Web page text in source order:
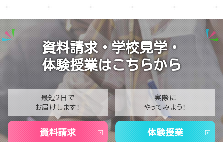
温かいお出迎えで素敵な1日に🌷
【なんば】夏季休校期間のお知らせ🍉
【なんば】抜群のアクセス！なんば学習センターは駅チ
カ通学が叶います✨
2025
2024
2023
2021
2020
資料請求・学校見学・
体験授業はこちらから
最短2日で
お届けします！
資料請求
実際に
やってみよう！
体験授業